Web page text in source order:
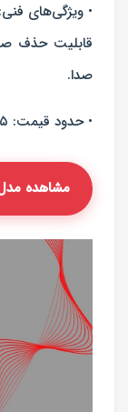
• ویژگی‌های
صدا.
• حدود قیمت: ۲۵ تا ۹۰ میلیون تومان.
مشاهده